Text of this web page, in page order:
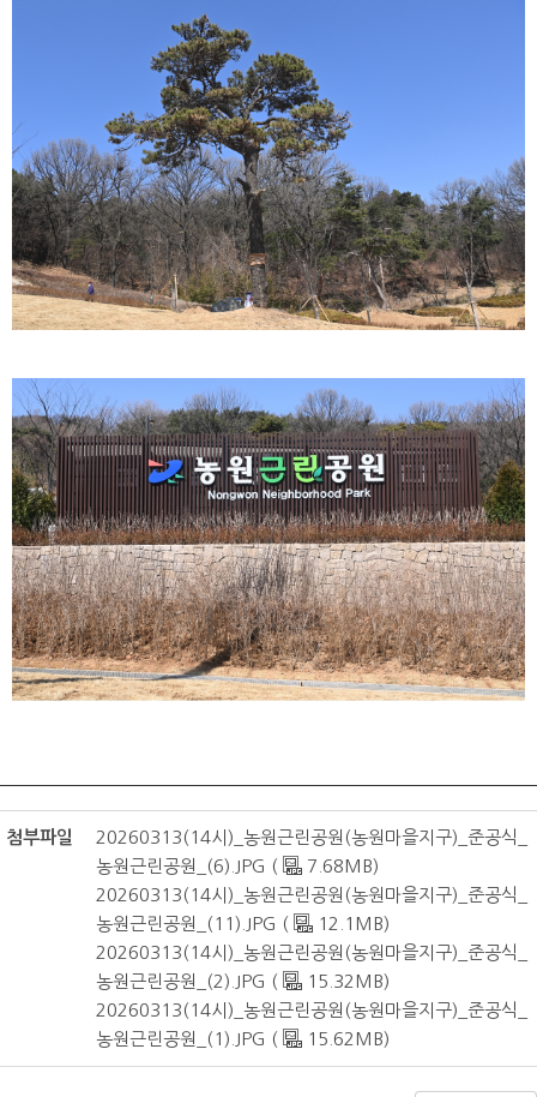
첨부파일
20260313(14시)_농원근린공원(농원마을지구)_준공식_
농원근린공원_(6).JPG (
7.68MB)
20260313(14시)_농원근린공원(농원마을지구)_준공식_
농원근린공원_(11).JPG (
12.1MB)
20260313(14시)_농원근린공원(농원마을지구)_준공식_
농원근린공원_(2).JPG (
15.32MB)
20260313(14시)_농원근린공원(농원마을지구)_준공식_
농원근린공원_(1).JPG (
15.62MB)